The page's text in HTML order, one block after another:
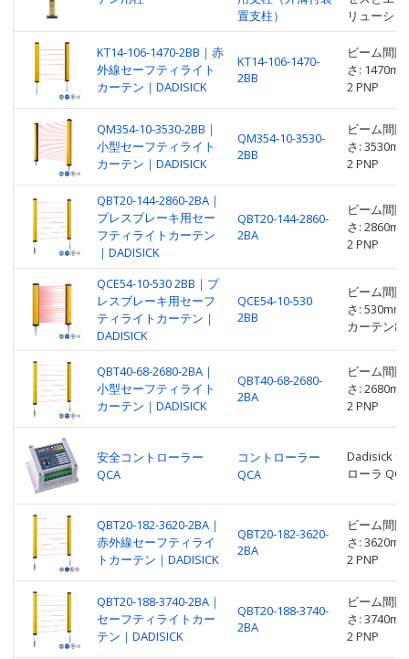
置支柱）
リューシ
KT14-106-1470-2BB｜赤
外線セーフティライト
カーテン｜DADISICK
KT14-106-1470-
2BB
ビーム間
さ:
2 PNP
QM354-10-3530-2BB｜
小型セーフティライト
カーテン｜DADISICK
QM354-10-3530-
2BB
ビーム間
さ:
2 PNP
QBT20-144-2860-2BA｜
プレスブレーキ用セー
フティライトカーテン
｜DADISICK
QBT20-144-2860-
2BA
ビーム間
さ:
2 PNP
QCE54-10-530 2BB｜プ
レスブレーキ用セーフ
ティライトカーテン｜
DADISICK
QCE54-10-530
2BB
ビーム間
さ: 530mm
カーテン出
QBT40-68-2680-2BA｜
小型セーフティライト
カーテン｜DADISICK
QBT40-68-2680-
2BA
ビーム間
さ:
2 PNP
安全コントローラー
QCA
コントローラー
QCA
Dadisick
ローラ QCA
QBT20-182-3620-2BA｜
赤外線セーフティライ
トカーテン｜DADISICK
QBT20-182-3620-
2BA
ビーム間
さ:
2 PNP
QBT20-188-3740-2BA｜
セーフティライトカー
テン｜DADISICK
QBT20-188-3740-
2BA
ビーム間
さ:
2 PNP